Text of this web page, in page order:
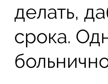
делать,
срока.